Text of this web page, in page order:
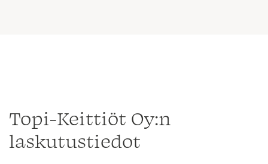
Topi-Keittiöt Oy:n
laskutustiedot